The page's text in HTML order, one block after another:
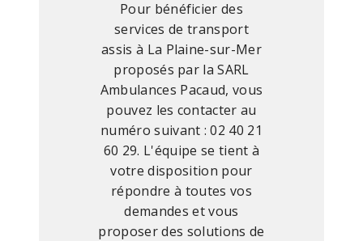
Pour bénéficier des
services de transport
assis à La Plaine-sur-Mer
proposés par la SARL
Ambulances Pacaud, vous
pouvez les contacter au
numéro suivant : 02 40 21
60 29. L'équipe se tient à
votre disposition pour
répondre à toutes vos
demandes et vous
proposer des solutions de